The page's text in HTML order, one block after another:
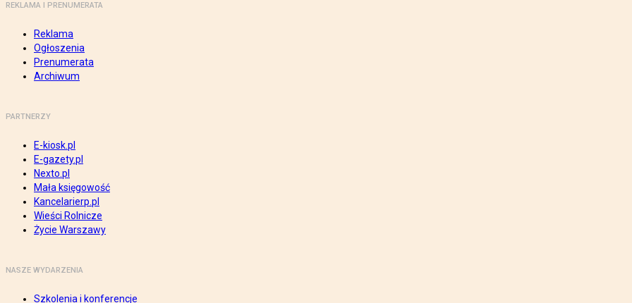
REKLAMA I PRENUMERATA
Reklama
Ogłoszenia
Prenumerata
Archiwum
PARTNERZY
E-kiosk.pl
E-gazety.pl
Nexto.pl
Mała księgowość
Kancelarierp.pl
Wieści Rolnicze
Życie Warszawy
NASZE WYDARZENIA
Szkolenia i konferencje